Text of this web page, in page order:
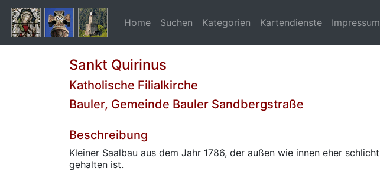
Home Suchen Kategorien Kartendienste Impressum
Sankt Quirinus
Katholische Filialkirche
Bauler, Gemeinde Bauler Sandbergstraße
Beschreibung
Kleiner Saalbau aus dem Jahr 1786, der außen wie innen eher schlicht
gehalten ist.